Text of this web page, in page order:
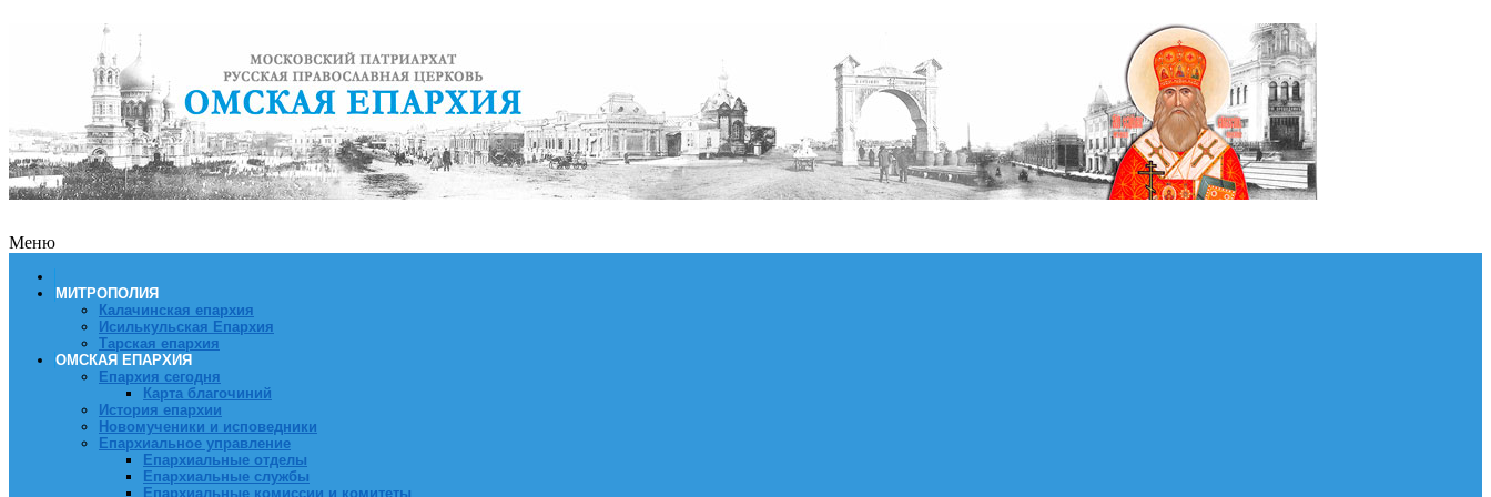
Меню
МИТРОПОЛИЯ
Калачинская епархия
Исилькульская Епархия
Тарская епархия
ОМСКАЯ ЕПАРХИЯ
Епархия сегодня
Карта благочиний
История епархии
Новомученики и исповедники
Епархиальное управление
Епархиальные отделы
Епархиальные службы
Епархиальные комиссии и комитеты